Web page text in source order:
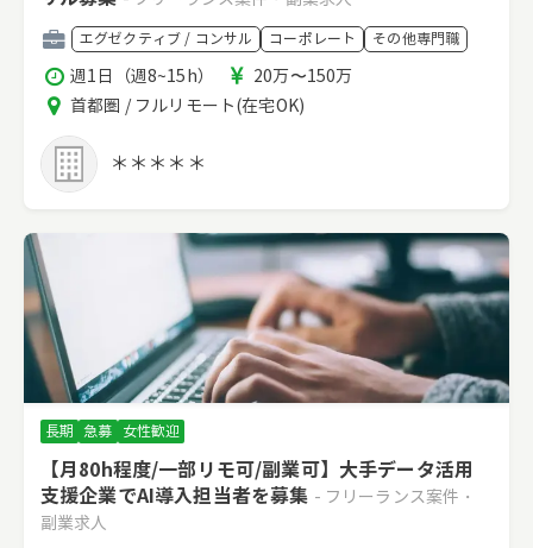
職
種
エグゼクティブ / コンサル コーポレート その他専門職
稼
働
時
間
週1日（週8~15h）
報
酬
20万〜150万
エ
ア
首都圏 / フルリモート(在宅OK)
＊＊＊＊＊
長期 急募 女性歓迎
【月80h程度/一部リモ可/副業可】大手データ活用
支援企業でAI導入担当者を募集 - フリーランス案件・
副業求人